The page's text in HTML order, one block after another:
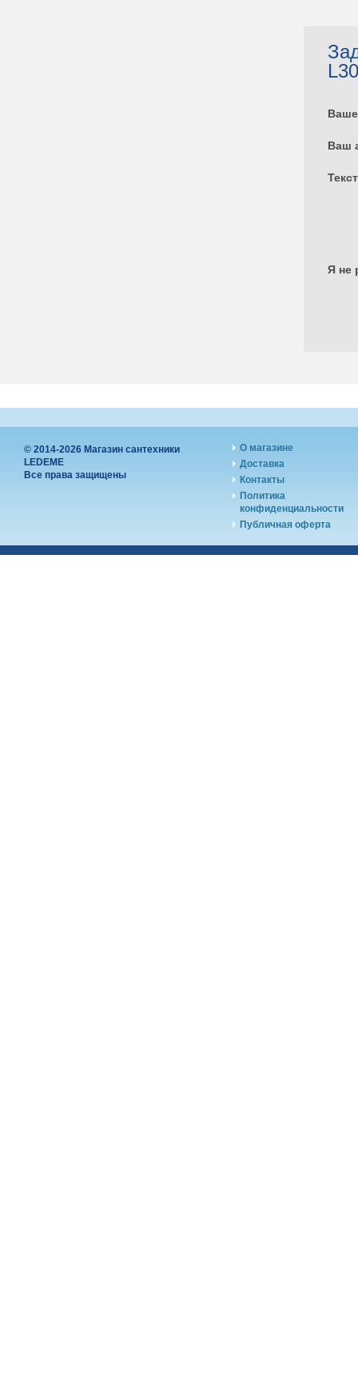
Ваш
Я не
© 2014-2026 Магазин сантехники
LEDEME
Все права защищены
О магазине
Доставка
Контакты
Политика
конфиденциальности
Публичная оферта